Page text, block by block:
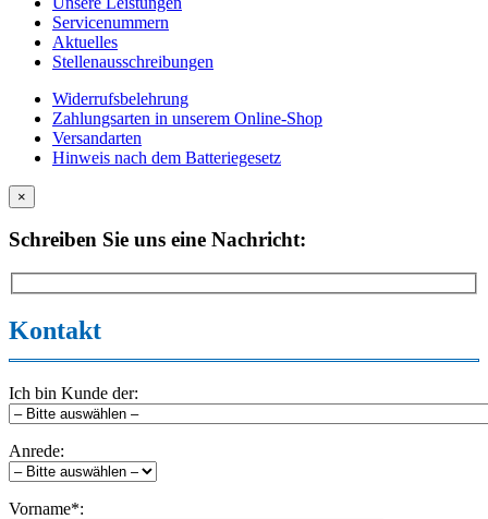
Servicenummern
Aktuelles
Stellenausschreibungen
Widerrufsbelehrung
Zahlungsarten in unserem Online-Shop
Versandarten
Hinweis nach dem Batteriegesetz
×
Schreiben Sie uns eine Nachricht:
Kontakt
Ich bin Kunde der:
Anrede:
Vorname*: